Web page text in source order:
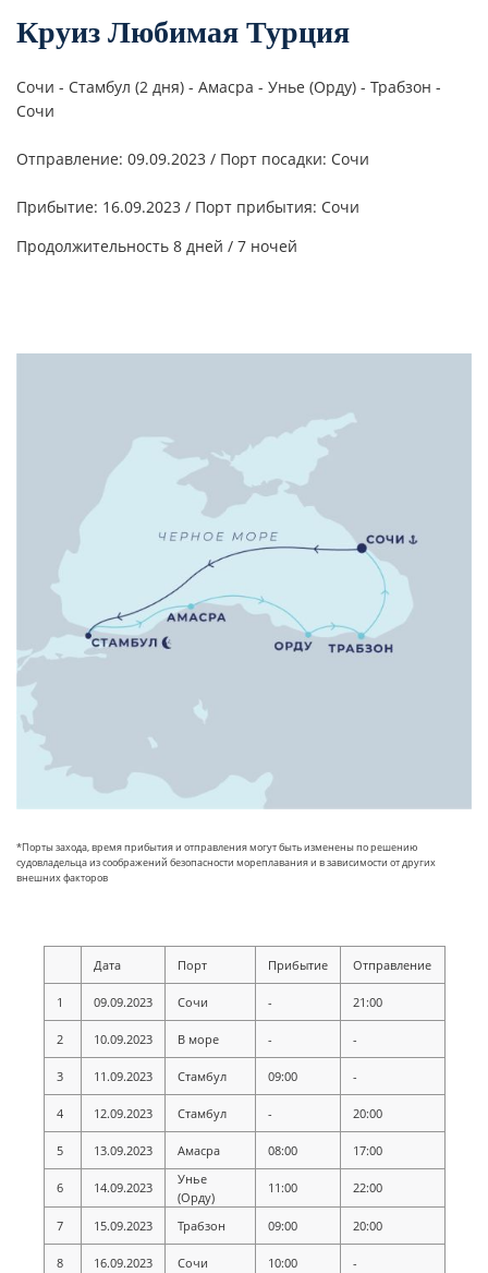
Круиз Любимая Турция
Сочи - Стамбул (2 дня) - Амасра - Унье (Орду) - Трабзон -
Сочи
Отправление: 09.09.2023 / Порт посадки: Сочи
Прибытие: 16.09.2023 / Порт прибытия: Сочи
Продолжительность 8 дней / 7 ночей
*Порты захода, время прибытия и отправления могут быть изменены по решению
судовладельца из соображений безопасности мореплавания и в зависимости от других
внешних факторов
Дата Порт Прибытие Отправление
1 09.09.2023 Сочи - 21:00
2 10.09.2023 В море - -
3 11.09.2023 Стамбул 09:00 -
4 12.09.2023 Стамбул - 20:00
5 13.09.2023 Амасра 08:00 17:00
6 14.09.2023
Унье
(Орду)
11:00 22:00
7 15.09.2023 Трабзон 09:00 20:00
8 16.09.2023 Сочи 10:00 -